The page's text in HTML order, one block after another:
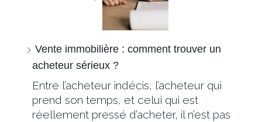
Vente immobilière : comment trouver un
acheteur sérieux ?
Entre l’acheteur indécis, l’acheteur qui
prend son temps, et celui qui est
réellement pressé d’acheter, il n’est pas